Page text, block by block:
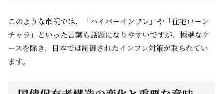
このような市況では、「ハイパーインフレ」や「住宅ローン
チャラ」といった言葉も話題になりやすいですが、極端なケ
ースを除き、日本では制御されたインフレ対策が取られてい
ます。